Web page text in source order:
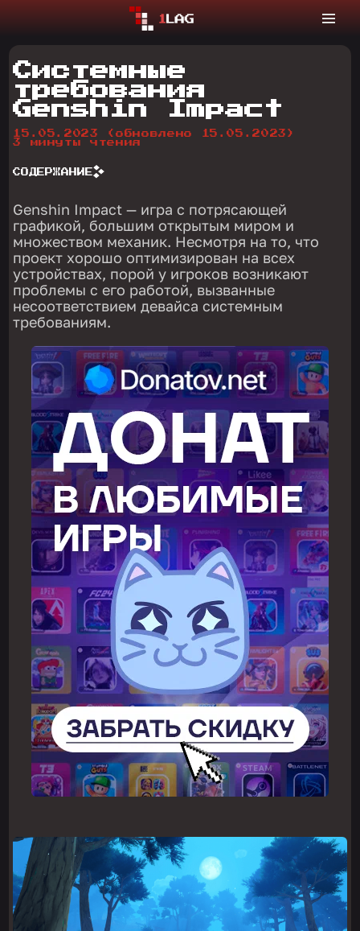
Системные
требования
Genshin Impact
15.05.2023
(обновлено 15.05.2023)
3 минуты чтения
СОДЕРЖАНИЕ
Genshin Impact — игра с потрясающей
графикой, большим открытым миром и
множеством механик. Несмотря на то, что
проект хорошо оптимизирован на всех
устройствах, порой у игроков возникают
проблемы с его работой, вызванные
несоответствием девайса системным
требованиям.